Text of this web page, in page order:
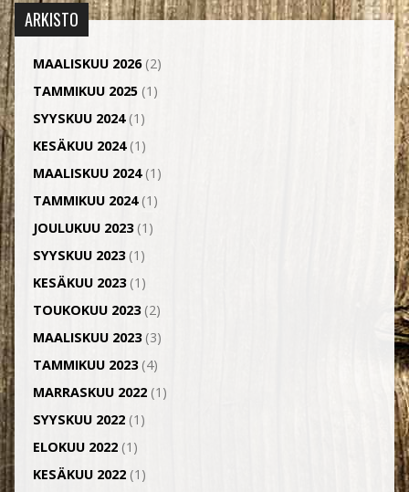
ARKISTO
MAALISKUU 2026(2)
TAMMIKUU 2025(1)
SYYSKUU 2024(1)
KESÄKUU 2024(1)
MAALISKUU 2024(1)
TAMMIKUU 2024(1)
JOULUKUU 2023(1)
SYYSKUU 2023(1)
KESÄKUU 2023(1)
TOUKOKUU 2023(2)
MAALISKUU 2023(3)
TAMMIKUU 2023(4)
MARRASKUU 2022(1)
SYYSKUU 2022(1)
ELOKUU 2022(1)
KESÄKUU 2022(1)